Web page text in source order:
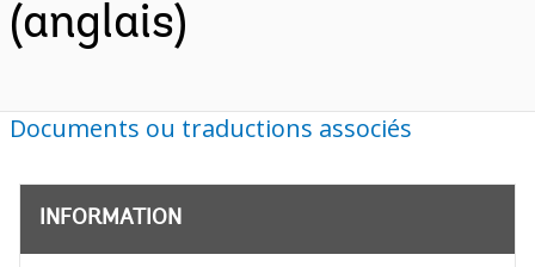
(anglais)
Documents ou traductions associés
INFORMATION